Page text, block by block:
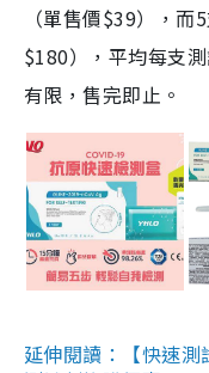
（單售價$39），
$180），平均每支
有限，售完即止。
延伸閱讀：【快速測